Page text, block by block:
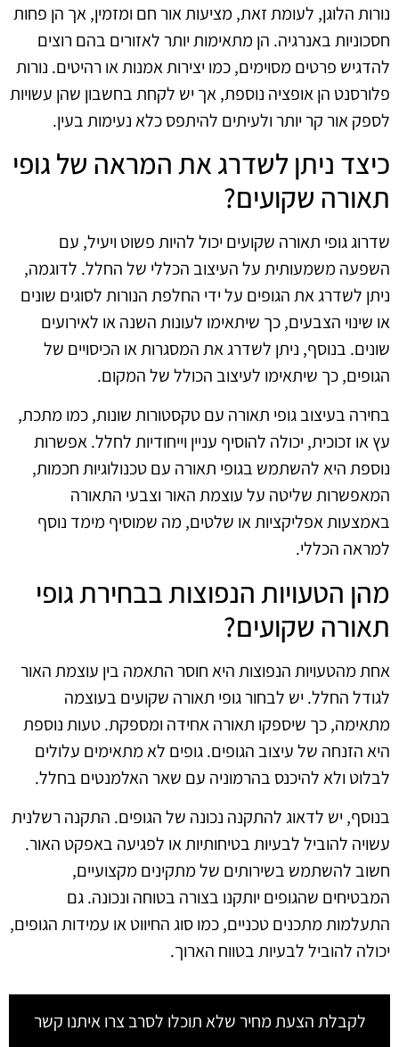
נורות הלוגן, לעומת זאת, מציעות אור חם ומזמין, אך הן פחות
חסכוניות באנרגיה. הן מתאימות יותר לאזורים בהם רוצים
להדגיש פרטים מסוימים, כמו יצירות אמנות או רהיטים. נורות
פלורסנט הן אופציה נוספת, אך יש לקחת בחשבון שהן עשויות
לספק אור קר יותר ולעיתים להיתפס כלא נעימות בעין.
כיצד ניתן לשדרג את המראה של גופי
תאורה שקועים?
שדרוג גופי תאורה שקועים יכול להיות פשוט ויעיל, עם
השפעה משמעותית על העיצוב הכללי של החלל. לדוגמה,
ניתן לשדרג את הגופים על ידי החלפת הנורות לסוגים שונים
או שינוי הצבעים, כך שיתאימו לעונות השנה או לאירועים
שונים. בנוסף, ניתן לשדרג את המסגרות או הכיסויים של
הגופים, כך שיתאימו לעיצוב הכולל של המקום.
בחירה בעיצוב גופי תאורה עם טקסטורות שונות, כמו מתכת,
עץ או זכוכית, יכולה להוסיף עניין וייחודיות לחלל. אפשרות
נוספת היא להשתמש בגופי תאורה עם טכנולוגיות חכמות,
המאפשרות שליטה על עוצמת האור וצבעי התאורה
באמצעות אפליקציות או שלטים, מה שמוסיף מימד נוסף
למראה הכללי.
מהן הטעויות הנפוצות בבחירת גופי
תאורה שקועים?
אחת מהטעויות הנפוצות היא חוסר התאמה בין עוצמת האור
לגודל החלל. יש לבחור גופי תאורה שקועים בעוצמה
מתאימה, כך שיספקו תאורה אחידה ומספקת. טעות נוספת
היא הזנחה של עיצוב הגופים. גופים לא מתאימים עלולים
לבלוט ולא להיכנס בהרמוניה עם שאר האלמנטים בחלל.
בנוסף, יש לדאוג להתקנה נכונה של הגופים. התקנה רשלנית
עשויה להוביל לבעיות בטיחותיות או לפגיעה באפקט האור.
חשוב להשתמש בשירותים של מתקינים מקצועיים,
המבטיחים שהגופים יותקנו בצורה בטוחה ונכונה. גם
התעלמות מתכנים טכניים, כמו סוג החיווט או עמידות הגופים,
יכולה להוביל לבעיות בטווח הארוך.
לקבלת הצעת מחיר שלא תוכלו לסרב צרו איתנו קשר